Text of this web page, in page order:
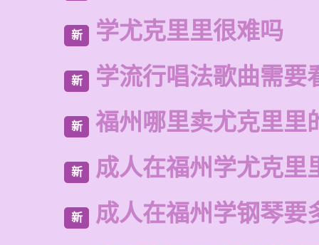
新 学尤克里里很难吗
新 学流行唱法歌曲需要
新 福州哪里卖尤克里里
新 成人在福州学尤克里
新 成人在福州学钢琴要